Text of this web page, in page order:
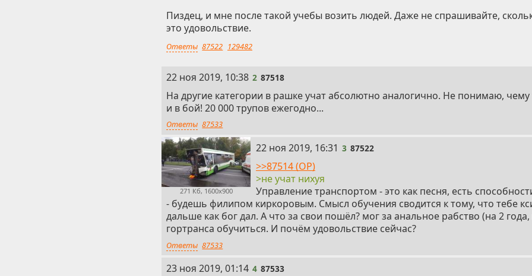
Пиздец, и мне после такой учебы возить людей. Даже не спрашивайте,
это удовольствие.
Ответы 87522 129482
2
22 ноя 2019, 10:38 2 87518
На другие категории в рашке учат абсолютно аналогично. Не понимаю, чему
и в бой! 20 000 трупов ежегодно...
Ответы 87533
271 Кб, 1600x900
3
22 ноя 2019, 16:31 3 87522
>>87514 (OP)
>не учат нихуя
Управление транспортом - это как песня, есть
- будешь филипом киркоровым. Смысл обучения сводится к тому, что тебе
дальше как бог дал. А что за свои пошёл? мог за анальное рабство (на 2 года,
гортранса обучиться. И почём удовольствие сейчас?
Ответы 87533
4
23 ноя 2019, 01:14 4 87533